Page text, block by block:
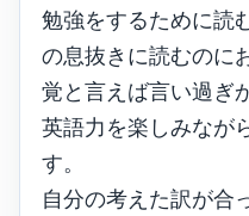
勉強をするために読
の息抜きに読むのに
覚と言えば言い過ぎ
英語力を楽しみなが
す。
自分の考えた訳が合